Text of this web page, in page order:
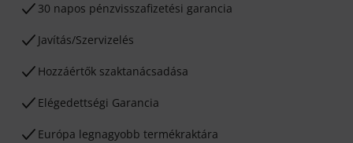
30 napos pénzvisszafizetési garancia
Javítás/Szervizelés
Hozzáértők szaktanácsadása
Elégedettségi Garancia
Európa legnagyobb termékraktára